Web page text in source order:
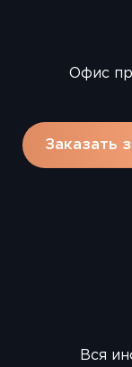
Офис
Заказать
Вся